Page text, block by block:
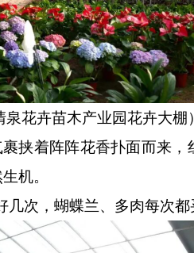
泉花卉苗木产业园花卉大棚）
挟着阵阵花香扑面而来
机。
次，蝴蝶兰、多肉每次